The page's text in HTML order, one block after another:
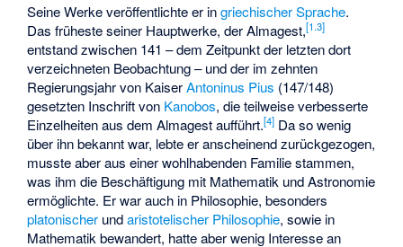
Seine Werke veröffentlichte er ingriechischer Sprache.
Das früheste seiner Hauptwerke, der Almagest,[1.3]
entstand zwischen 141 – dem Zeitpunkt der letzten dort
verzeichneten Beobachtung – und der im zehnten
Regierungsjahr von KaiserAntoninus Pius (147/148)
gesetzten Inschrift von Kanobos, die teilweise verbesserte
Einzelheiten aus dem Almagest aufführt.[4] Da so wenig
über ihn bekannt war, lebte er anscheinend zurückgezogen,
musste aber aus einer wohlhabenden Familie stammen,
was ihm die Beschäftigung mit Mathematik und Astronomie
ermöglichte. Er war auch in Philosophie, besonders
platonischer undaristotelischer Philosophie, sowie in
Mathematik bewandert, hatte aber wenig Interesse an